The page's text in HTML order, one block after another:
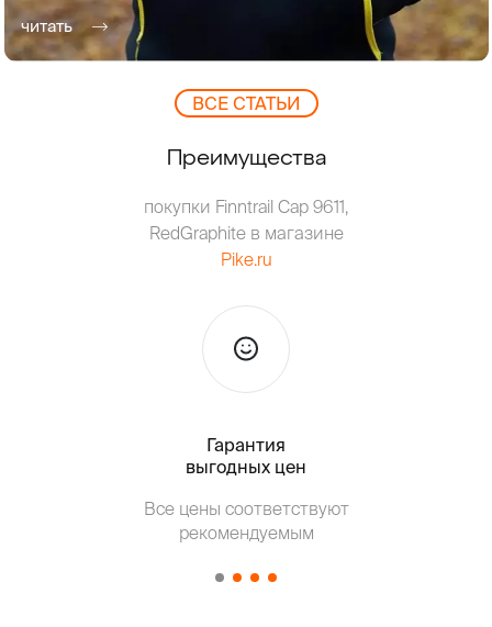
читать
ВCЕ СТАТЬИ
Преимущества
покупки Finntrail Cap 9611,
RedGraphite в магазине
Pike.ru
Гарантия
выгодных цен
Все цены соответствуют
рекомендуемым